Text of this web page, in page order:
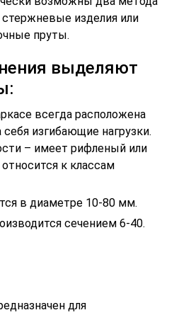
изделия или
пруты.
выделяют
всегда расположена
изгибающие нагрузки.
– имеет рифленый или
к классам
в диаметре 10-80 мм.
сечением 6-40.
для